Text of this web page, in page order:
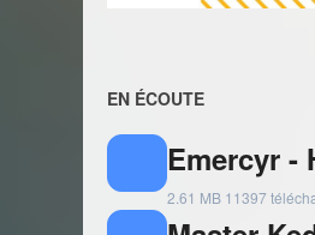
EN ÉCOUTE
Emercyr -
2.61 MB 11397